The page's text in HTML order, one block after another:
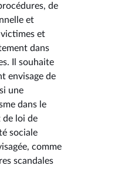
de
et
et
dans
Il souhaite
envisage de
une
dans le
de loi de
sociale
comme
scandales